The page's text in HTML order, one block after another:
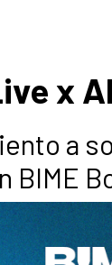
x
a
BIME